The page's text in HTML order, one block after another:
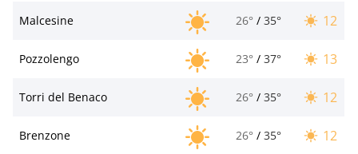
Malcesine 26° / 35° 12
Pozzolengo 23° / 37° 13
Torri del Benaco 26° / 35° 12
Brenzone 26° / 35° 12